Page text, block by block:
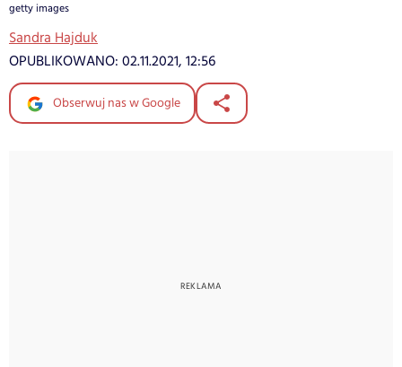
getty images
Sandra Hajduk
OPUBLIKOWANO: 02.11.2021, 12:56
Obserwuj nas w Google